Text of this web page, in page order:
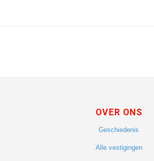
OVER ONS
Geschiedenis
Alle vestigingen